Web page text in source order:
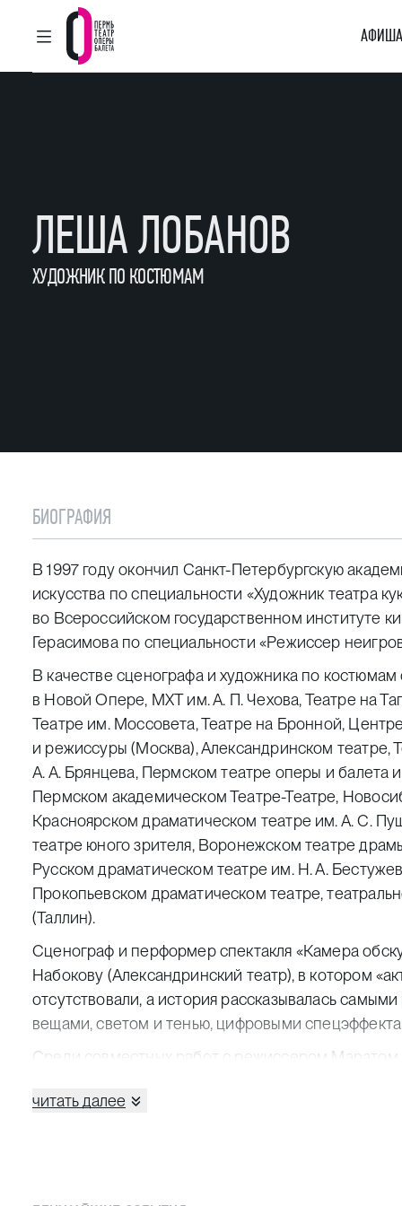
ГЛАВНОЕ МЕНЮ
Пермский театр оперы и балета
ЛЕША ЛОБАНОВ
ХУДОЖНИК ПО КОСТЮМАМ
БИОГРАФИЯ
В 1997 году окончил Санкт-Петербургскую
искусства по специальности «Художник театра
во Всероссийском государственном институте
Герасимова по специальности «Режиссер
В качестве cценографа и художника по
в Новой Опере, МХТ им. А. П. Чехова, Театре на
Театре им. Моссовета, Театре на Бронной,
и режиссуры (Москва), Александринском театре,
А. А. Брянцева, Пермском театре оперы и балета
Пермском академическом Театре-Театре,
Красноярском драматическом театре им. А. С.
театре юного зрителя, Воронежском театре
Русском драматическом театре им. Н. А.
Прокопьевском драматическом театре,
(Таллин).
Сценограф и перформер спектакля «Камера
Набокову (Александринский театр), в котором
отсутствовали, а история рассказывалась
вещами, светом и тенью, цифровыми
Среди совместных работ с режиссером Маратом
Леттс (театр «Глобус», 2011), «Теллурия» по
читать далее